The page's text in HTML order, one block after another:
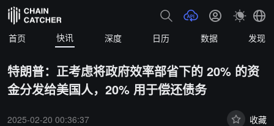
首页 快讯 深度 日历 数据 发现
特朗普：正考虑将政府效率部省下的 20% 的资
金分发给美国人，20% 用于偿还债务
2025-02-20 00:36:37 收藏